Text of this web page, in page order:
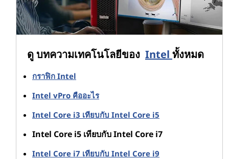
เดสก์ท็อป Core
i3 (10พ รุ่น)
4 / ใช่
3.00-3.80 กิกะ
เฮิรตซ์
3.80-4.60 กิกะ
เฮิรตซ์
6-8 ล้านบาท
พร้อมใช้งานบนพีซี Lenovo ตรวจสอบรายการเสมอ รายละเอียดของระบบใด ๆ
พีซี Intel Core i3: ค่าใช้จ่าย ผู้ใช้ และกรณีการใช้งาน s
ต่อไปนี้คือลักษณะทั่วไปบางประการเกี่ยวกับค่าใช้จ่ายของการ
และการใช้งานที่สูงนี้ CPU ยอดนิยม:
ดู บทความเทคโนโลยีของ Intel ทั้งหมด
กราฟิก Intel
Intel vPro คืออะไร
Intel Core i3 เทียบกับ Intel Core i5
Intel Core i5 เทียบกับ Intel Core i7
Intel Core i7 เทียบกับ Intel Core i9